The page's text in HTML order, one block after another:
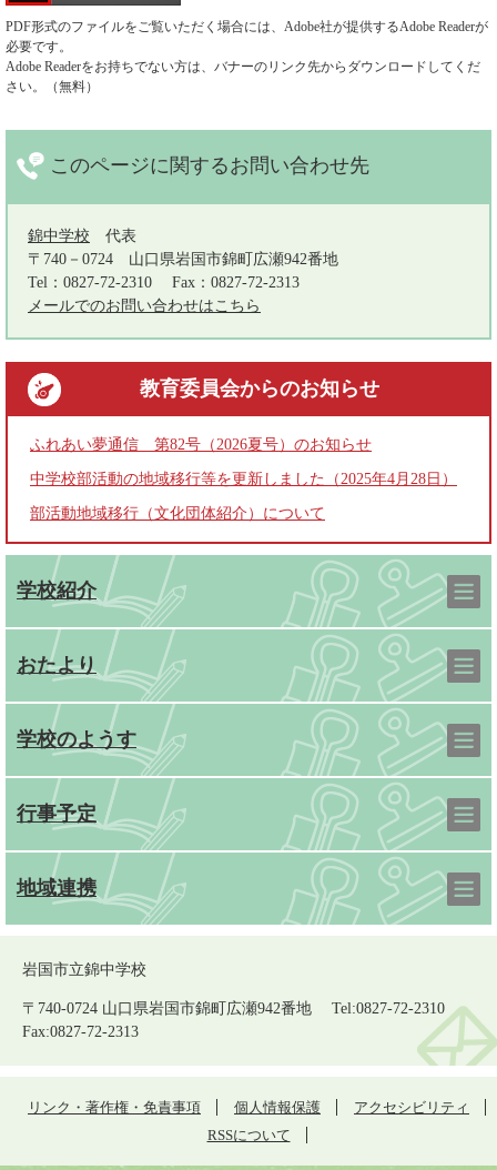
PDF形式のファイルをご覧いただく場合には、Adobe社が提供するAdobe Readerが
必要です。
Adobe Readerをお持ちでない方は、バナーのリンク先からダウンロードしてくだ
さい。（無料）
このページに関するお問い合わせ先
錦中学校
代表
〒740－0724
山口県岩国市錦町広瀬942番地
Tel：0827-72-2310
Fax：0827-72-2313
メールでのお問い合わせはこちら
教育委員会からのお知らせ
ふれあい夢通信 第82号（2026夏号）のお知らせ
中学校部活動の地域移行等を更新しました（2025年4月28日）
部活動地域移行（文化団体紹介）について
学校紹介
おたより
学校のようす
行事予定
地域連携
岩国市立錦中学校
〒740-0724 山口県岩国市錦町広瀬942番地 Tel:0827-72-2310
Fax:0827-72-2313
リンク・著作権・免責事項 個人情報保護
アクセシビリティ
RSSについて